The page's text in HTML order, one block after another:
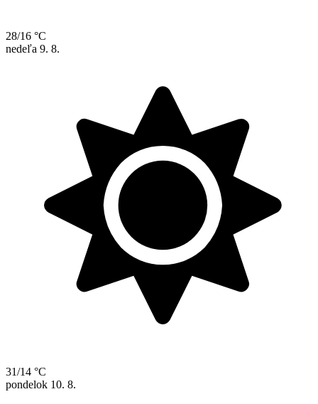
28/16 °C
nedeľa 9. 8.
31/14 °C
pondelok 10. 8.